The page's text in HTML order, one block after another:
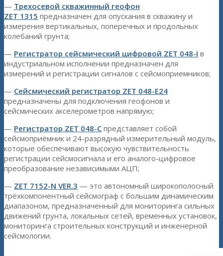
— Трехосевой скважинный геофон
ZET 1315 предназначен для опускания в скважину и
измерения вертикальных, поперечных и продольных
колебаний грунта;
— Регистратор сейсмический цифровой ZET 048-I в
индустриальном исполнении предназначен для
измерений и регистрации сигналов с сейсмоприемников;
— Сейсмический регистратор ZET 048-E24
предназначены для подключения геофонов и
сейсмических акселерометров напрямую;
— Регистратор ZET 048-C представляет собой
сейсмоприёмник и 24-разрядный измерительный модуль,
которые обеспечивают высокую чувствительность
регистрации сейсмосигнала и его аналого-цифровое
преобразование независимыми АЦП;
— ZET 7152-N VER.3 — это автономный широкополосный
трёхкомпонентный сейсмограф с большим динамическим
диапазоном, предназначенный для мониторинга сильных
движений грунта, локальных сетей, временных установок,
мониторинга строительных конструкций и инженерной
сейсмологии.